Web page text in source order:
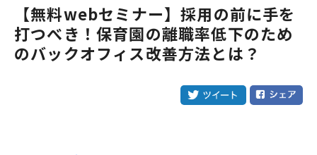
【無料webセミナー】採用の前に手を
打つべき！保育園の離職率低下のため
のバックオフィス改善方法とは？